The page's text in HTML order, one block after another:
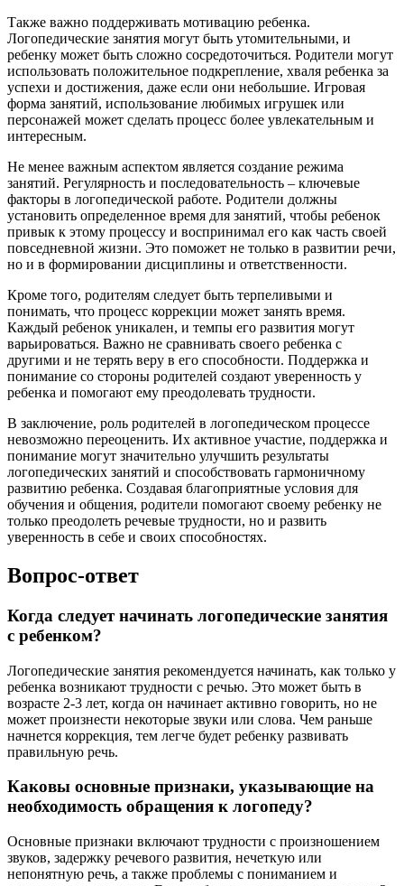
Также важно поддерживать мотивацию ребенка.
Логопедические занятия могут быть утомительными, и
ребенку может быть сложно сосредоточиться. Родители могут
использовать положительное подкрепление, хваля ребенка за
успехи и достижения, даже если они небольшие. Игровая
форма занятий, использование любимых игрушек или
персонажей может сделать процесс более увлекательным и
интересным.
Не менее важным аспектом является создание режима
занятий. Регулярность и последовательность – ключевые
факторы в логопедической работе. Родители должны
установить определенное время для занятий, чтобы ребенок
привык к этому процессу и воспринимал его как часть своей
повседневной жизни. Это поможет не только в развитии речи,
но и в формировании дисциплины и ответственности.
Кроме того, родителям следует быть терпеливыми и
понимать, что процесс коррекции может занять время.
Каждый ребенок уникален, и темпы его развития могут
варьироваться. Важно не сравнивать своего ребенка с
другими и не терять веру в его способности. Поддержка и
понимание со стороны родителей создают уверенность у
ребенка и помогают ему преодолевать трудности.
В заключение, роль родителей в логопедическом процессе
невозможно переоценить. Их активное участие, поддержка и
понимание могут значительно улучшить результаты
логопедических занятий и способствовать гармоничному
развитию ребенка. Создавая благоприятные условия для
обучения и общения, родители помогают своему ребенку не
только преодолеть речевые трудности, но и развить
уверенность в себе и своих способностях.
Вопрос-ответ
Когда следует начинать логопедические занятия
с ребенком?
Логопедические занятия рекомендуется начинать, как только у
ребенка возникают трудности с речью. Это может быть в
возрасте 2-3 лет, когда он начинает активно говорить, но не
может произнести некоторые звуки или слова. Чем раньше
начнется коррекция, тем легче будет ребенку развивать
правильную речь.
Каковы основные признаки, указывающие на
необходимость обращения к логопеду?
Основные признаки включают трудности с произношением
звуков, задержку речевого развития, нечеткую или
непонятную речь, а также проблемы с пониманием и